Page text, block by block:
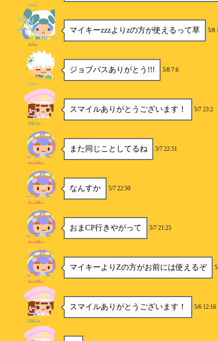
りゅう
マイキーzzzよりzの方が使えるって草 5/8
まのい
ジョブパスありがとう!!! 5/8 7:6
りゅう
スマイルありがとうございます！ 5/7 23:2
宇宙そら
また同じことしてるね 5/7 22:51
みこち推し
なんすか 5/7 22:50
みこち推し
おまCP行きやがって 5/7 21:25
みこち推し
マイキーよりZの方がお前には使えるぞ
みこち推し
スマイルありがとうございます！ 5/6 12:16
宇宙そら